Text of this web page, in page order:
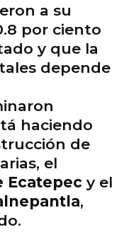
a su
por ciento
y que la
depende
haciendo
de
el
Ecatepec y el
,